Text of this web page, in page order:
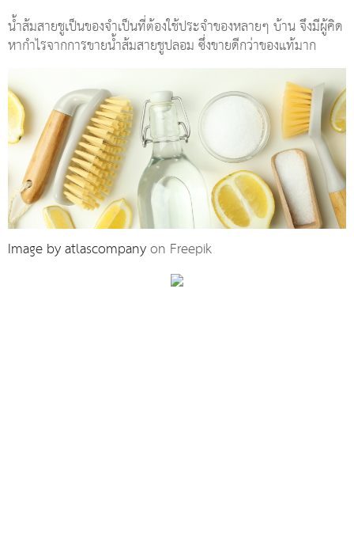
น้ำส้มสายชูเป็นของจำเป็นที่ต้องใช้ประจำของหลายๆ บ้าน จึงมีผู้คิด
หากำไรจากการขายน้ำส้มสายชูปลอม ซึ่งขายดีกว่าของแท้มาก
Image by atlascompanyon Freepik